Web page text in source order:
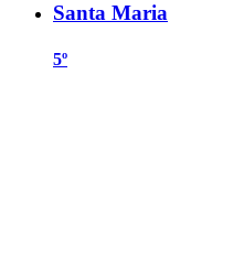
Santa Maria
5º